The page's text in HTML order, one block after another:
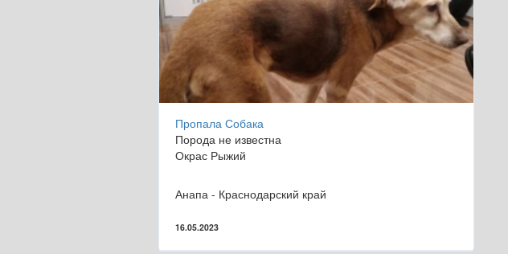
Пропала Собака
Порода не известна
Окрас Рыжий
Анапа - Краснодарский край
16.05.2023